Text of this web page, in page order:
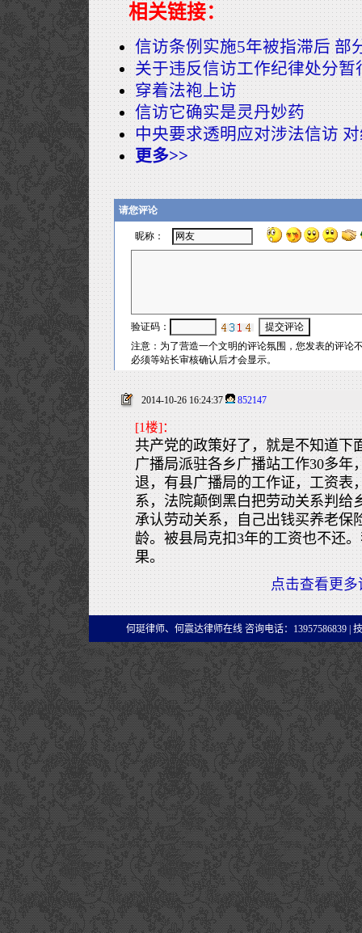
相关链接：
信访条例实施5年被指滞后 部
关于违反信访工作纪律处分暂
穿着法袍上访
信访它确实是灵丹妙药
中央要求透明应对涉法信访
更多>>
2014-10-26 16:24:37 852147
[1楼]：
共产党的政策好了，就是不知道下
广播局派驻各乡广播站工作30多年
退，有县广播局的工作证，工资表
系，法院颠倒黑白把劳动关系判给
承认劳动关系，自己出钱买养老保
龄。被县局克扣3年的工资也不还
果。
点击查看更多
何珽律师、何震达律师在线 咨询电话：13957586839 |